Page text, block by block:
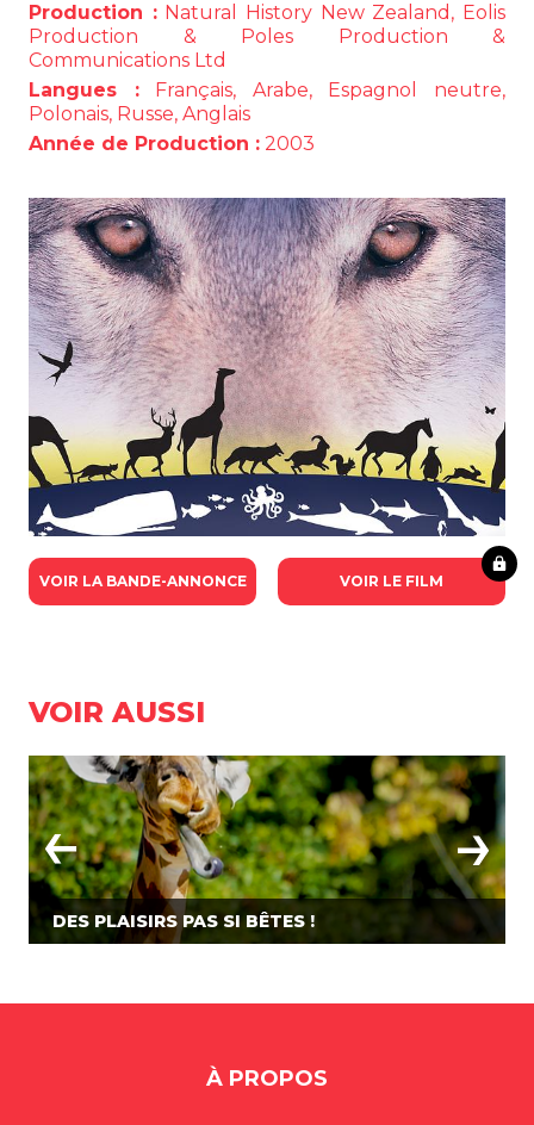
Production :Natural History New Zealand, Eolis
Production & Poles Production &
Communications Ltd
Langues :Français, Arabe, Espagnol neutre,
Polonais, Russe, Anglais
Année de Production : 2003
VOIR LA BANDE-ANNONCE VOIR LE FILM
VOIR AUSSI
DES PLAISIRS PAS SI BÊTES !
À PROPOS